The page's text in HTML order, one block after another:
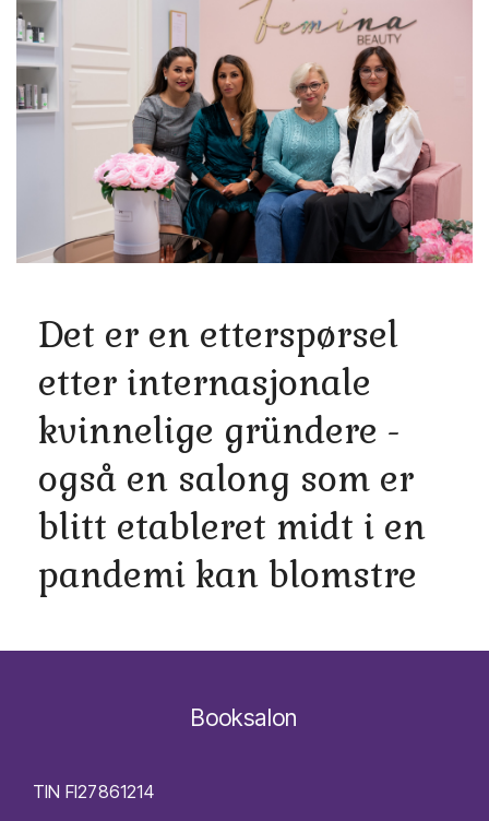
Det er en etterspørsel
etter internasjonale
kvinnelige gründere -
også en salong som er
blitt etableret midt i en
pandemi kan blomstre
Booksalon
TIN FI27861214